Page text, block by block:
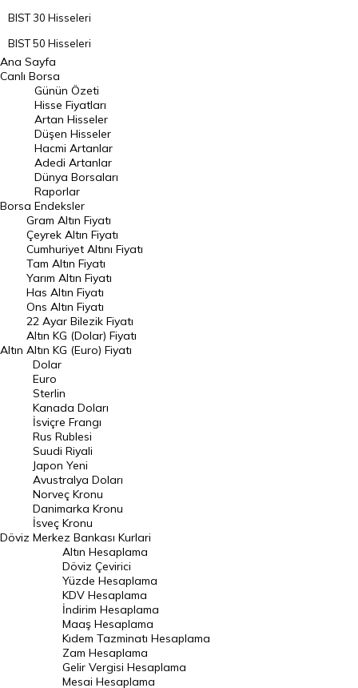
BIST 30 Hisseleri
BIST 50 Hisseleri
BIST 100 Hisseleri
En Çok Artan Hisseler
En Çok Düşen Hisseler
Hacmi Artanlar
Geçmiş Kapanışlar
Dünya Borsaları
Raporlar
Endeksler
DÖVİZ
Döviz Kuru
Dolar Kuru
Euro Kuru
Pound Kuru
Frank Kuru
Riyal Kuru
Avustralya Doları
Danimarka Kronu Kuru
Kanada Doları Kuru
Norveç Kronu Kuru
İsveç Kronu Kuru
Japon Yeni Kuru
Serbest Piyasa Döviz Kurları
Merkez Bankası Döviz Kurları
Ana Sayfa
Canlı Borsa
Borsa
Günün Özeti
Hisse Fiyatları
Artan Hisseler
Düşen Hisseler
Hacmi Artanlar
Adedi Artanlar
Dünya Borsaları
Raporlar
Endeksler
Altın
Gram Altın Fiyatı
Çeyrek Altın Fiyatı
Cumhuriyet Altını Fiyatı
Tam Altın Fiyatı
Yarım Altın Fiyatı
Has Altın Fiyatı
Ons Altın Fiyatı
22 Ayar Bilezik Fiyatı
Altın KG (Dolar) Fiyatı
Altın KG (Euro) Fiyatı
Döviz
Dolar
Euro
Sterlin
Kanada Doları
İsviçre Frangı
Rus Rublesi
Suudi Riyali
Japon Yeni
Avustralya Doları
Norveç Kronu
Danimarka Kronu
İsveç Kronu
Merkez Bankası Kurlari
Altın Hesaplama
Döviz Çevirici
Yüzde Hesaplama
KDV Hesaplama
İndirim Hesaplama
Maaş Hesaplama
Kıdem Tazminatı Hesaplama
Zam Hesaplama
Gelir Vergisi Hesaplama
Mesai Hesaplama